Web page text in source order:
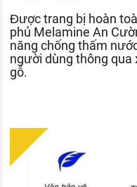
Được trang bị hoàn
phủ Melamine An
năng chống thấm
người dùng thông qua
gỗ.